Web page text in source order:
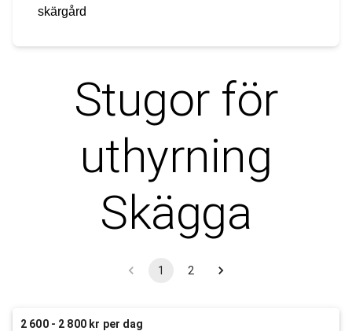
skärgård
Stugor för
uthyrning
Skägga
1 2
2 600 - 2 800 kr per dag